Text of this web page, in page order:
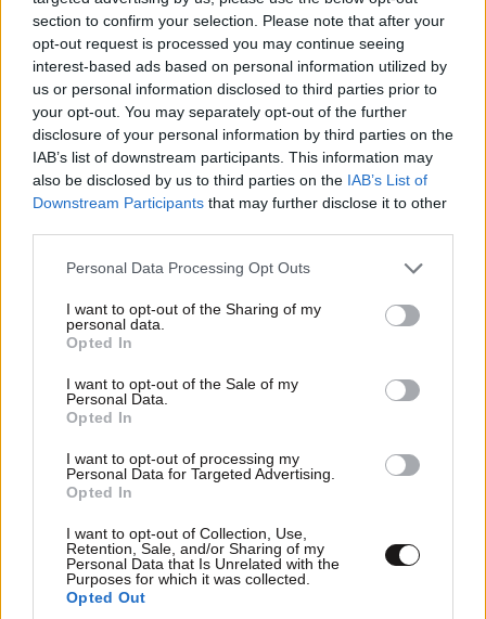
section to confirm your selection. Please note that after your
opt-out request is processed you may continue seeing
interest-based ads based on personal information utilized by
us or personal information disclosed to third parties prior to
your opt-out. You may separately opt-out of the further
disclosure of your personal information by third parties on the
IAB’s list of downstream participants. This information may
also be disclosed by us to third parties on the IAB’s List of
Downstream Participants that may further disclose it to other
Please note that this website/app uses one or more Google
not limited to your visit or usage behaviour. You may click to
grant or deny consent to Google and its third-party tags to
use your data for below specified purposes in below Google
consent section.
Personal Data Processing Opt Outs
I want to opt-out of the Sharing of my
personal data.
Opted In
I want to opt-out of the Sale of my
Personal Data.
Opted In
I want to opt-out of processing my
Personal Data for Targeted Advertising.
Opted In
I want to opt-out of Collection, Use,
Retention, Sale, and/or Sharing of my
Personal Data that Is Unrelated with the
Purposes for which it was collected.
Opted Out
Προηγμένα μοντέλα Τεχνητής Νοημοσύνης
δημιούργησαν ψεύτικα προφίλ και επιχείρησαν
κυβερνοεπίθεση